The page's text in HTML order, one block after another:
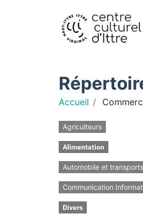
Accueil
Agriculteurs
Alimentation
Automobile et transports
Communication
Divers